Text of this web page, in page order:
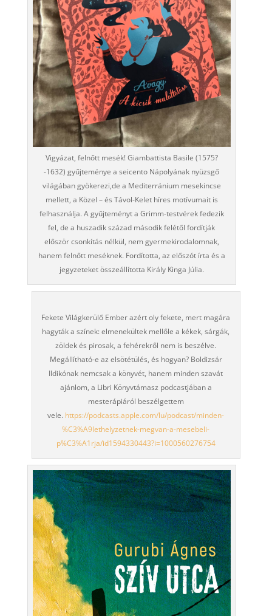
Vigyázat, felnőtt mesék! Giambattista Basile (1575?
-1632) gyűjteménye a seicento Nápolyának nyüzsgő
világában gyökerezi,de a Mediterránium mesekincse
mellett, a Közel – és Távol-Kelet híres motívumait is
felhasználja. A gyűjteményt a Grimm-testvérek fedezik
fel, de a huszadik század második felétől fordítják
először csonkítás nélkül, nem gyermekirodalomnak,
hanem felnőtt meséknek. Fordította, az előszót írta és a
jegyzeteket összeállította Király Kinga Júlia.
Fekete Világkerülő Ember azért oly fekete, mert magára
hagyták a színek: elmenekültek mellőle a kékek, sárgák,
zöldek és pirosak, a fehérekről nem is beszélve.
Megállítható-e az elsötétülés, és hogyan? Boldizsár
Ildikónak nemcsak a könyvét, hanem minden szavát
ajánlom, a Libri Könyvtámasz podcastjában a
mesterápiáról beszélgettem
vele. https://podcasts.apple.com/lu/podcast/minden-
%C3%A9lethelyzetnek-megvan-a-mesebeli-
p%C3%A1rja/id1594330443?i=1000560276754